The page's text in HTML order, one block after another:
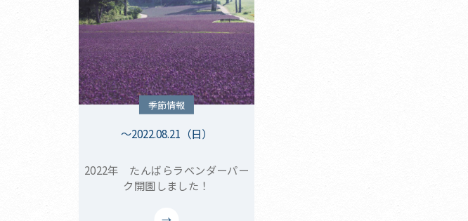
季節情報
～2022.08.21（日）
2022年 たんばらラベンダーパー
ク開園しました！